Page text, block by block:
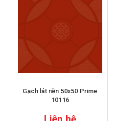
Gạch lát nền 50x50 Prime
10116